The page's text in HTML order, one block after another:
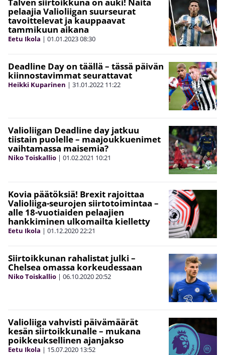
Talven siirtoikkuna on auki! Näitä
pelaajia Valioliigan suurseurat
tavoittelevat ja kauppaavat
tammikuun aikana
Eetu Ikola | 01.01.202308:30
Deadline Day on täällä – tässä päivän
kiinnostavimmat seurattavat
Heikki Kuparinen | 31.01.2022 11:22
Valioliigan Deadline day jatkuu
tiistain puolelle – maajoukkuenimet
vaihtamassa maisemia?
Niko Toiskallio | 01.02.2021 10:21
Kovia päätöksiä! Brexit rajoittaa
Valioliiga-seurojen siirtotoimintaa –
alle 18-vuotiaiden pelaajien
hankkiminen ulkomailta kielletty
Eetu Ikola | 01.12.202022:21
Siirtoikkunan rahalistat julki –
Chelsea omassa korkeudessaan
Niko Toiskallio | 06.10.202020:52
Valioliiga vahvisti päivämäärät
kesän siirtoikkunalle – mukana
poikkeuksellinen ajanjakso
Eetu Ikola | 15.07.2020 13:52